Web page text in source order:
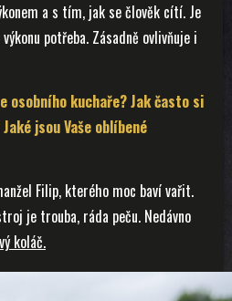
a s tím, jak se člověk cítí. Je
potřeba. Zásadně ovlivňuje i
osobního kuchaře? Jak často si
jsou Vaše oblíbené
Filip, kterého moc baví vařit.
je trouba, ráda peču. Nedávno
koláč.